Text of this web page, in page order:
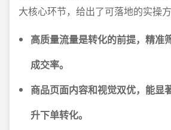
大核心环节，给出了可落地的实操方
高质量流量是转化的前提，精准
成交率。
商品页面内容和视觉双优，能显
升下单转化。